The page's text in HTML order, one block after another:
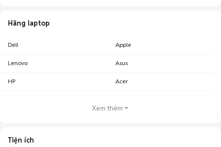
Hãng laptop
Dell Apple
Lenovo Asus
HP Acer
Xem thêm
Tiện ích